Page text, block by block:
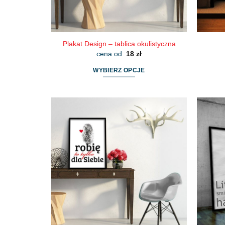
Plakat Design – tablica okulistyczna
cena od: 18 zł
WYBIERZ OPCJE
wiele
wariantów.
można
wybrać
stronie
produktu